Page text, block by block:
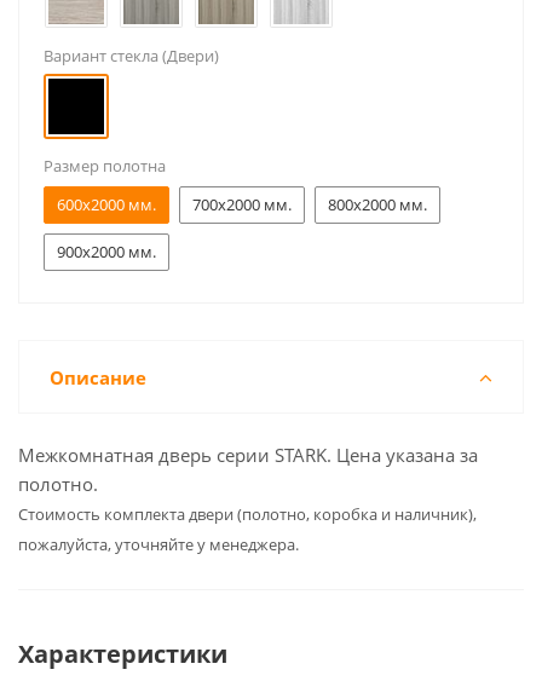
Вариант стекла (Двери)
Размер полотна
600x2000 мм.
700x2000 мм. 800x2000 мм.
900x2000 мм.
Описание
Межкомнатная дверь серии STARK. Цена указана за
полотно.
Cтоимость комплекта двери (полотно, коробка и наличник),
пожалуйста, уточняйте у менеджера.
Характеристики